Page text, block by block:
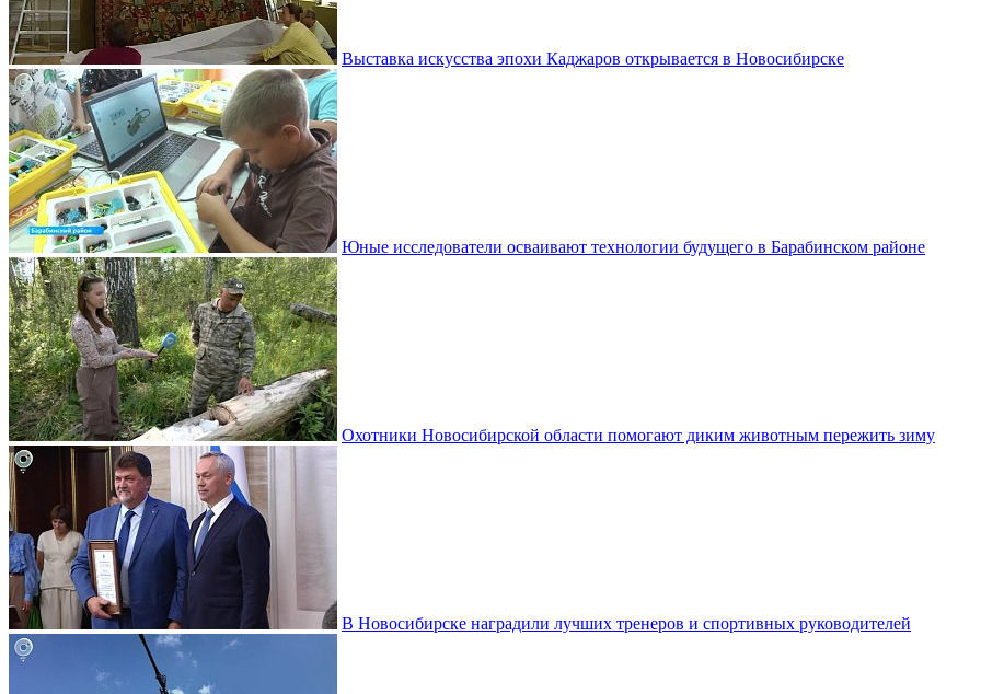
Выставка искусства эпохи Каджаров открывается в Новосибирске
Юные исследователи осваивают технологии будущего в Барабинском районе
Охотники Новосибирской области помогают диким животным пережить зиму
В Новосибирске наградили лучших тренеров и спортивных руководителей